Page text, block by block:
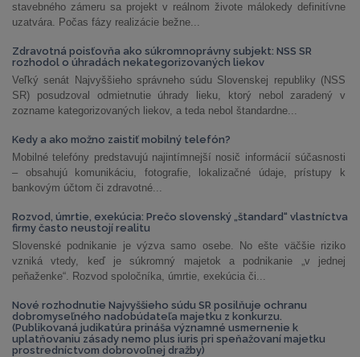
stavebného zámeru sa projekt v reálnom živote málokedy definitívne
uzatvára. Počas fázy realizácie bežne...
Zdravotná poisťovňa ako súkromnoprávny subjekt: NSS SR
rozhodol o úhradách nekategorizovaných liekov
Veľký senát Najvyššieho správneho súdu Slovenskej republiky (NSS
SR) posudzoval odmietnutie úhrady lieku, ktorý nebol zaradený v
zozname kategorizovaných liekov, a teda nebol štandardne...
Kedy a ako možno zaistiť mobilný telefón?
Mobilné telefóny predstavujú najintímnejší nosič informácií súčasnosti
– obsahujú komunikáciu, fotografie, lokalizačné údaje, prístupy k
bankovým účtom či zdravotné...
Rozvod, úmrtie, exekúcia: Prečo slovenský „štandard“ vlastníctva
firmy často neustojí realitu
Slovenské podnikanie je výzva samo osebe. No ešte väčšie riziko
vzniká vtedy, keď je súkromný majetok a podnikanie „v jednej
peňaženke“. Rozvod spoločníka, úmrtie, exekúcia či...
Nové rozhodnutie Najvyššieho súdu SR posilňuje ochranu
dobromyseľného nadobúdateľa majetku z konkurzu.
(Publikovaná judikatúra prináša významné usmernenie k
uplatňovaniu zásady nemo plus iuris pri speňažovaní majetku
prostredníctvom dobrovoľnej dražby)